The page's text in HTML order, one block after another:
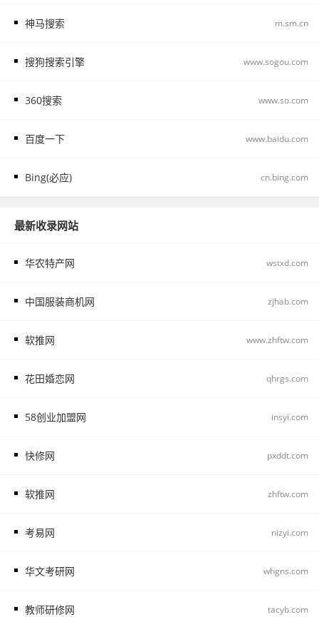
神马搜索 m.sm.cn
搜狗搜索引擎 www.sogou.com
360搜索 www.so.com
百度一下 www.baidu.com
Bing(必应) cn.bing.com
最新收录网站
华农特产网 wstxd.com
中国服装商机网 zjhab.com
软推网 www.zhftw.com
花田婚恋网 qhrgs.com
58创业加盟网 insyi.com
快修网 pxddt.com
软推网 zhftw.com
考易网 nizyi.com
华文考研网 whgns.com
教师研修网 tacyb.com